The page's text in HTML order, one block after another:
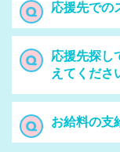
応援先での
応援先探し
えてくださ
お給料の支